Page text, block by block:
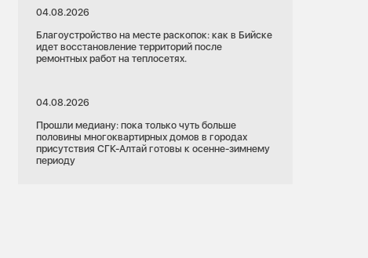
04.08.2026
Благоустройство на месте раскопок: как в Бийске
идет восстановление территорий после
ремонтных работ на теплосетях.
04.08.2026
Прошли медиану: пока только чуть больше
половины многоквартирных домов в городах
присутствия СГК-Алтай готовы к осенне-зимнему
периоду